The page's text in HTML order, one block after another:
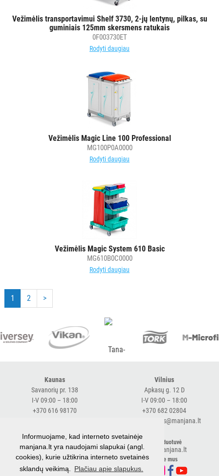
Vežimėlis transportavimui Shelf 3730, 2-jų lentynų, pilkas, su
guminiais 125mm skersmens ratukais
0F003730ET
Rodyti daugiau
Vežimėlis Magic Line 100 Professional
MG100P0A0000
Rodyti daugiau
Vežimėlis Magic System 610 Basic
MG610B0C0000
Rodyti daugiau
1 2 >
Kaunas
Savanorių pr. 138
I-V 09:00 – 18:00
+370 616 98170
Vilnius
Apkasų g. 12 D
I-V 09:00 – 18:00
+370 682 02804
expressvilnius@manjana.lt
Klaipėda
Baltijos pr. 26 B
I-V 09:00 – 18:00
+370 616 76501
El. parduotuvė
shop.manjana.lt
Sekite mus
Informuojame, kad interneto svetainėje
manjana.lt yra naudojami slapukai (angl.
cookies), kurie užtikrina interneto svetainės
sklandų veikimą.
Plačiau apie slapukus.